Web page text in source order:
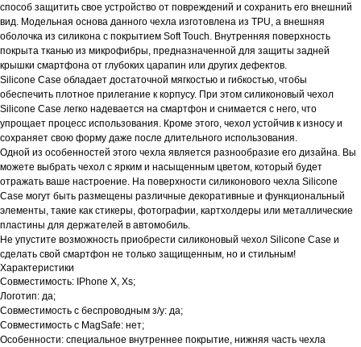
способ защитить свое устройство от повреждений и сохранить его внешний
вид. Модельная основа данного чехла изготовлена из TPU, а внешняя
оболочка из силикона с покрытием Soft Touch. Внутренняя поверхность
покрыта тканью из микрофибры, предназначенной для защиты задней
крышки смартфона от глубоких царапин или других дефектов.
Silicone Case обладает достаточной мягкостью и гибкостью, чтобы
обеспечить плотное прилегание к корпусу. При этом силиконовый чехол
Silicone Case легко надевается на смартфон и снимается с него, что
упрощает процесс использования. Кроме этого, чехол устойчив к износу и
сохраняет свою форму даже после длительного использования.
Одной из особенностей этого чехла является разнообразие его дизайна. Вы
можете выбрать чехол с ярким и насыщенным цветом, который будет
отражать ваше настроение. На поверхности силиконового чехла Silicone
Case могут быть размещены различные декоративные и функциональный
элементы, такие как стикеры, фотографии, картхолдеры или металлические
пластины для держателей в автомобиль.
Не упустите возможность приобрести силиконовый чехол Silicone Case и
сделать свой смартфон не только защищенным, но и стильным!
Характеристики
Совместимость: IPhone X, Xs;
Логотип: да;
Совместимость с беспроводным з/у: да;
Совместимость с MagSafe: нет;
Особенности: специальное внутреннее покрытие, нижняя часть чехла